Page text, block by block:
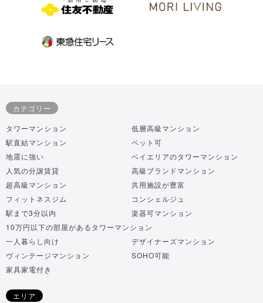
カテゴリー
タワーマンション
低層高級マンション
駅直結マンション
ペット可
地震に強い
ベイエリアのタワーマンション
人気の分譲賃貸
高級ブランドマンション
超高級マンション
共用施設が豊富
フィットネスジム
コンシェルジュ
駅まで3分以内
楽器可マンション
10万円以下の部屋があるタワーマンション
一人暮らし向け
デザイナーズマンション
ヴィンテージマンション
SOHO可能
家具家電付き
エリア